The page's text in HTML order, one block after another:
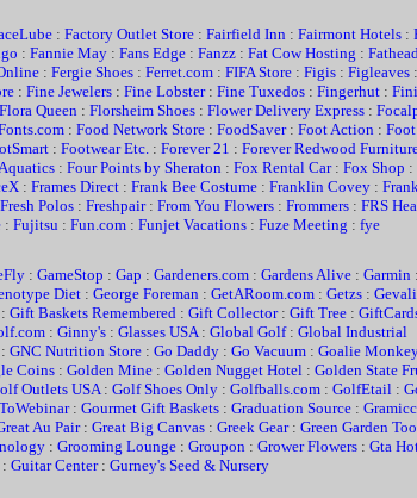
: Factory Outlet Store : Fairfield Inn : Fairmont Hotels :
: Fannie May : Fans Edge : Fanzz : Fat Cow Hosting :
: Fergie Shoes : Ferret.com : FIFA Store : Figis : Figleaves :
: Fine Jewelers : Fine Lobster: Fine Tuxedos : Fingerhut :
Flora Queen : Florsheim Shoes : Flower Delivery Express :
: Food Network Store : FoodSaver: Foot Action :
: Footwear Etc. : Forever 21 : Forever Redwood
: Four Points by Sheraton : Fox Rental Car: Fox Shop :
: Frames Direct : Frank Bee Costume : Franklin Covey :
Fresh Polos : Freshpair: From You Flowers : Frommers : FRS
: Fujitsu : Fun.com : Funjet Vacations : Fuze Meeting : fye
: GameStop : Gap : Gardeners.com : Gardens Alive : Garmin :
Diet : George Foreman : GetARoom.com : Getzs :
: Gift Baskets Remembered : Gift Collector: Gift Tree :
: Ginny's : Glasses USA: Global Golf: Global Industrial
: GNC Nutrition Store : Go Daddy : Go Vacuum : Goalie
Coins : Golden Mine : Golden Nugget Hotel : Golden State
Outlets USA: Golf Shoes Only : Golfballs.com : GolfEtail :
: Gourmet Gift Baskets : Graduation Source :
Au Pair: Great Big Canvas : Greek Gear: Green Garden
: Grooming Lounge : Groupon : Grower Flowers : Gta
: Guitar Center: Gurney's Seed & Nursery